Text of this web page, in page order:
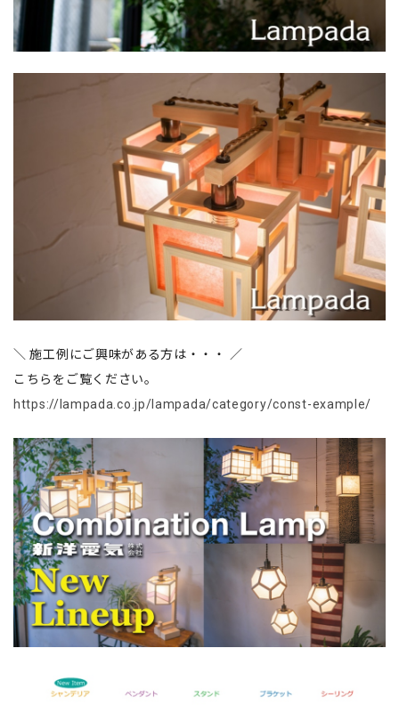
＼ 施工例にご興味がある方は・・・ ／
こちらをご覧ください。
https://lampada.co.jp/lampada/category/const-example/